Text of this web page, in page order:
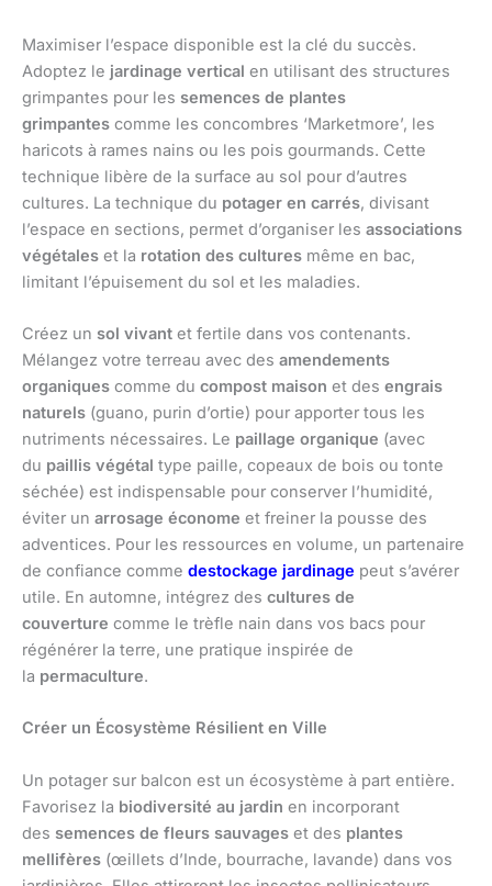
Maximiser l’espace disponible est la clé du succès.
Adoptez le jardinage vertical en utilisant des structures
grimpantes pour les semences de plantes
grimpantes comme les concombres ‘Marketmore’, les
haricots à rames nains ou les pois gourmands. Cette
technique libère de la surface au sol pour d’autres
cultures. La technique du potager en carrés, divisant
l’espace en sections, permet d’organiser les associations
végétales et la rotation des cultures même en bac,
limitant l’épuisement du sol et les maladies.
Créez un sol vivant et fertile dans vos contenants.
Mélangez votre terreau avec des amendements
organiques comme du compost maison et des engrais
naturels (guano, purin d’ortie) pour apporter tous les
nutriments nécessaires. Le paillage organique (avec
du paillis végétal type paille, copeaux de bois ou tonte
séchée) est indispensable pour conserver l’humidité,
éviter un arrosage économe et freiner la pousse des
adventices. Pour les ressources en volume, un partenaire
de confiance comme destockage jardinage peut s’avérer
utile. En automne, intégrez des cultures de
couverture comme le trèfle nain dans vos bacs pour
régénérer la terre, une pratique inspirée de
la permaculture.
Créer un Écosystème Résilient en Ville
Un potager sur balcon est un écosystème à part entière.
Favorisez la biodiversité au jardin en incorporant
des semences de fleurs sauvages et des plantes
mellifères (œillets d’Inde, bourrache, lavande) dans vos